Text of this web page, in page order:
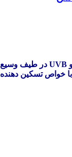
با خواص تسکین دهنده